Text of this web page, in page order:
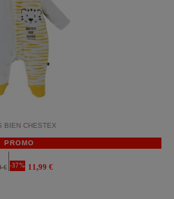
BIEN CHESTEX
PROMO
€ -37% 11,99 €